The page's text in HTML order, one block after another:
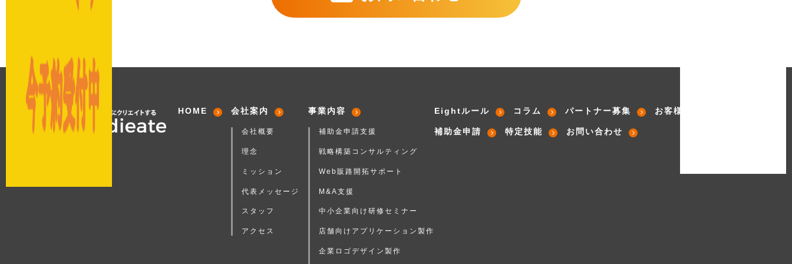
HOME 会社案内
会社概要
理念
ミッション
代表メッセージ
スタッフ
アクセス
事業内容
補助金申請支援
戦略構築コンサルティング
Web販路開拓サポート
M&A支援
中小企業向け研修セミナー
店舗向けアプリケーション製作
企業ロゴデザイン製作
Eightルール コラム パートナー募集 お客様の声
補助金申請 特定技能 お問い合わせ